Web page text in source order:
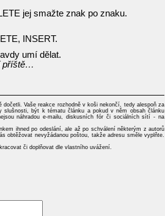
jej smažte znak po znaku.
INSERT.
umí dělat.
příště…
Vaše reakce rozhodně v koši nekončí, tedy alespoň za
slušnosti, být k tématu článku a pokud v něm obsah článku
náhradou e-mailu, diskusních fór či sociálních sítí - na
ihned po odeslání, ale až po schválení některým z autorů
obtěžovat nevyžádanou poštou, takže adresu směle vyplňte.
či doplňovat dle vlastního uvážení.